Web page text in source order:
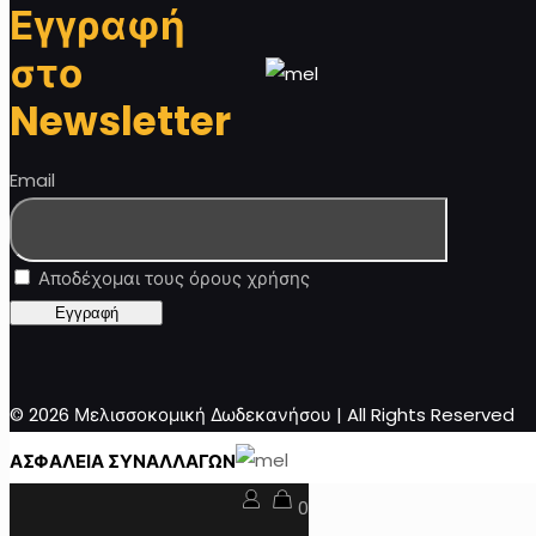
Εγγραφή
στο
Newsletter
Email
Αποδέχομαι τους όρους χρήσης
© 2026 Μελισσοκομική Δωδεκανήσου | All Rights Reserved
ΑΣΦΑΛΕΙΑ ΣΥΝΑΛΛΑΓΩΝ
0